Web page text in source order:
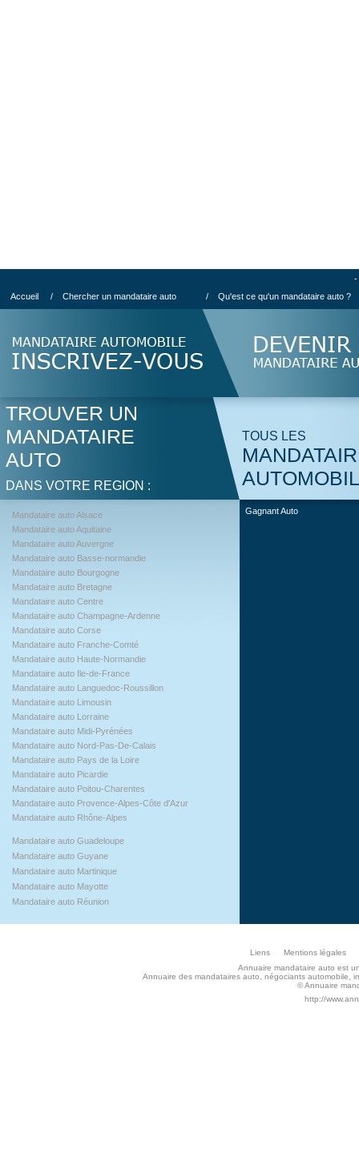
-
Accueil
/ Chercher un mandataire auto / Qu'est ce qu'un mandataire auto ?
TOUS LES
TROUVER UN
MANDATAIRE
AUTO
DANS VOTRE REGION :
Mandataire auto Alsace
Mandataire auto Aquitaine
Mandataire auto Auvergne
Mandataire auto Basse-normandie
Mandataire auto Bourgogne
Mandataire auto Bretagne
Mandataire auto Centre
Mandataire auto Champagne-Ardenne
Mandataire auto Corse
Mandataire auto Franche-Comté
Mandataire auto Haute-Normandie
Mandataire auto Ile-de-France
Mandataire auto Languedoc-Roussillon
Mandataire auto Limousin
Mandataire auto Lorraine
Mandataire auto Midi-Pyrénées
Mandataire auto Nord-Pas-De-Calais
Mandataire auto Pays de la Loire
Mandataire auto Picardie
Mandataire auto Poitou-Charentes
Mandataire auto Provence-Alpes-Côte d'Azur
Mandataire auto Rhône-Alpes
Mandataire auto Guadeloupe
Mandataire auto Guyane
Mandataire auto Martinique
Mandataire auto Mayotte
Mandataire auto Réunion
Gagnant Auto
Liens
Mentions légales
Annuaire mandataire auto est
Annuaire des mandataires auto, négociants automobile,
© Annuaire
http://